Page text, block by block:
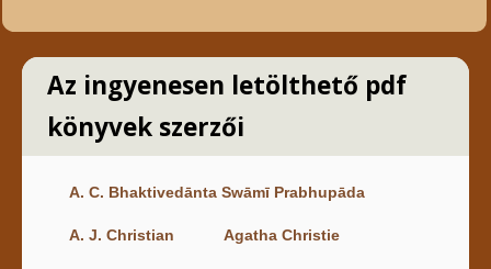
Az ingyenesen letölthető pdf
könyvek szerzői
A. C. Bhaktivedānta Swāmī Prabhupāda
A. J. Christian Agatha Christie